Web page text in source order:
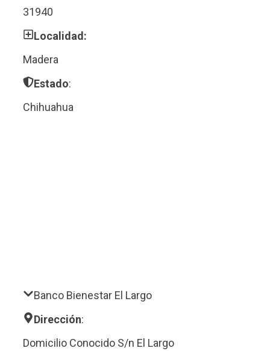
31940
Localidad:
Madera
Estado:
Chihuahua
Banco Bienestar El Largo
Dirección:
Domicilio Conocido S/n El Largo